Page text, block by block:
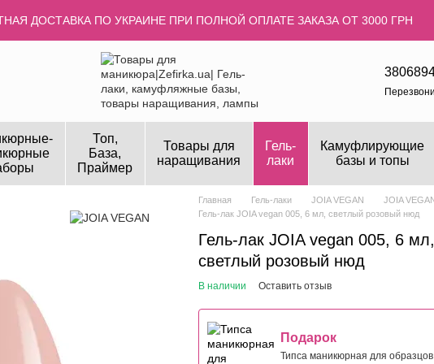
ДОСТАВКА ПО УКРАИНЕ ПРИ ПОЛНОЙ ОПЛАТЕ ЗАКАЗА ОТ 3000 ГРН
Топ,
База,
Праймер
Товары для
наращивания
Гель-
лаки
Камуфлирующие
базы и топы
Главная Гель-лаки JOIA VEGAN
JOIA
Гель-лак JOIA vegan 005, 6 мл, светлый розовый нюд
Гель-лак JOIA vegan 005, 6 мл,
светлый розовый нюд
В наличии Оставить отзыв
Подарок
Типса маникюрная для образцов